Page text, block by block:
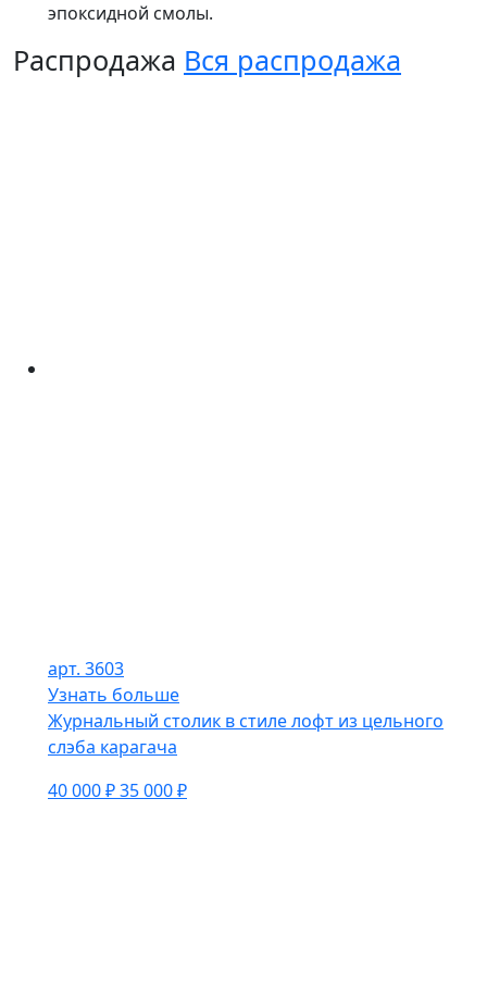
эпоксидной смолы.
Распродажа Вся распродажа
арт. 3603
Узнать больше
Журнальный столик в стиле лофт из цельного
слэба карагача
40 000 ₽35 000 ₽